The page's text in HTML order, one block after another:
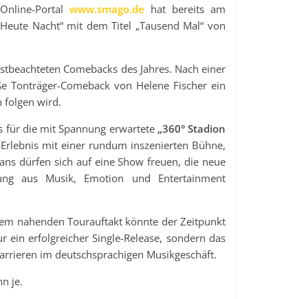
Portal www.smago.de hat bereits am
Nacht“ mit dem Titel „Tausend Mal“ von
Comebacks des Jahres. Nach einer
Tonträger-Comeback von Helene Fischer ein
folgen wird.
für die mit Spannung erwartete „360° Stadion
mit einer rundum inszenierten Bühne,
dürfen sich auf eine Show freuen, die neue
aus Musik, Emotion und Entertainment
nahenden Tourauftakt könnte der Zeitpunkt
ein erfolgreicher Single-Release, sondern das
im deutschsprachigen Musikgeschäft.
je.